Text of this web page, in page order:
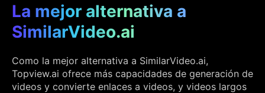
La mejor alternativa a
SimilarVideo.ai
Como la mejor alternativa a SimilarVideo.ai,
Topview.ai ofrece más capacidades de generación de
videos y convierte enlaces a videos, y videos largos